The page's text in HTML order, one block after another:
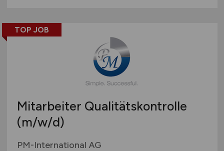
TOP JOB
Mitarbeiter Qualitätskontrolle
(m/w/d)
PM-International AG